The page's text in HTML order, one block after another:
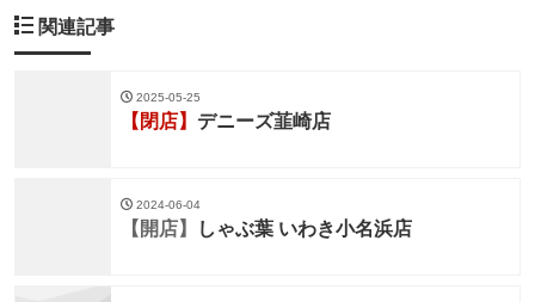
関連記事
2025-05-25
【閉店】 デニーズ韮崎店
2024-06-04
【開店】 しゃぶ葉 いわき小名浜店